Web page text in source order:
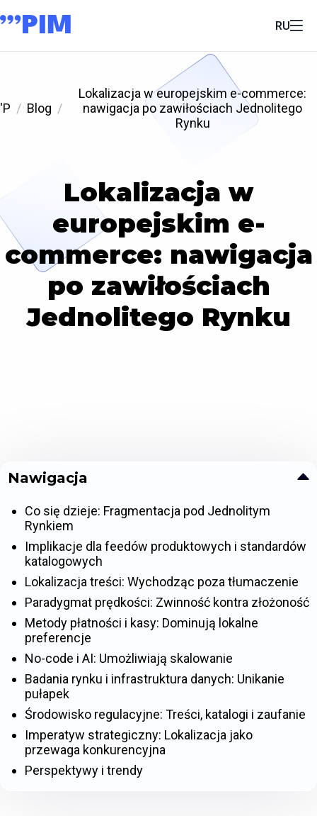
RU
'P Blog
Lokalizacja w europejskim e-commerce:
nawigacja po zawiłościach Jednolitego
Rynku
Lokalizacja w
europejskim e-
commerce: nawigacja
po zawiłościach
Jednolitego Rynku
Nawigacja
Co się dzieje: Fragmentacja pod Jednolitym
Rynkiem
Implikacje dla feedów produktowych i standardów
katalogowych
Lokalizacja treści: Wychodząc poza tłumaczenie
Paradygmat prędkości: Zwinność kontra złożoność
Metody płatności i kasy: Dominują lokalne
preferencje
No-code i AI: Umożliwiają skalowanie
Badania rynku i infrastruktura danych: Unikanie
pułapek
Środowisko regulacyjne: Treści, katalogi i zaufanie
Imperatyw strategiczny: Lokalizacja jako
przewaga konkurencyjna
Perspektywy i trendy